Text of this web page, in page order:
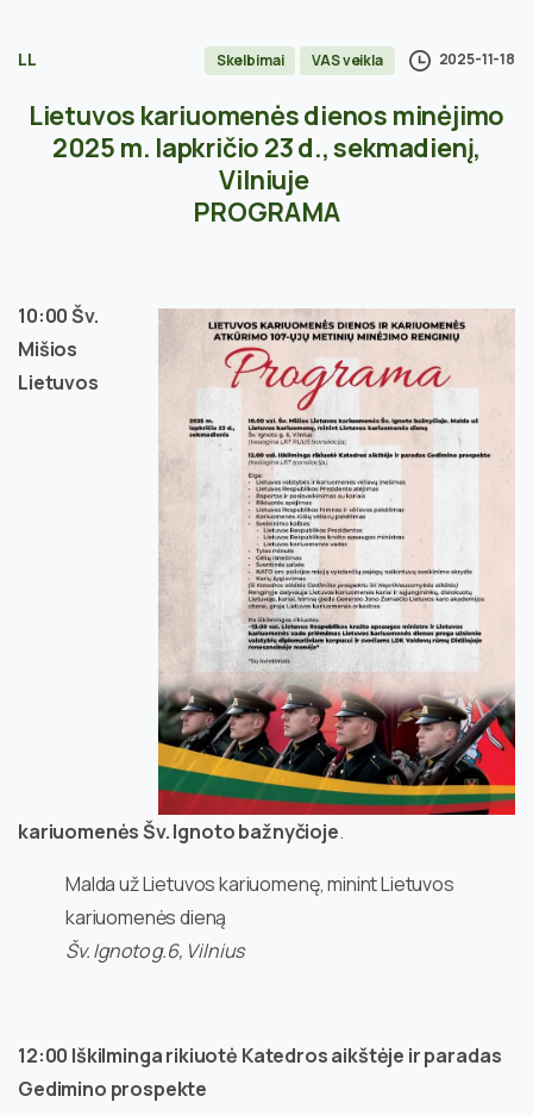
LL Skelbimai VAS veikla 2025-11-18
Lietuvos kariuomenės dienos minėjimo
2025 m. lapkričio 23 d., sekmadienį,
Vilniuje
PROGRAMA
10:00 Šv.
Mišios
Lietuvos
kariuomenės Šv. Ignoto bažnyčioje.
Malda už Lietuvos kariuomenę, minint Lietuvos
kariuomenės dieną
Šv. Ignoto g.6, Vilnius
12:00 Iškilminga rikiuotė Katedros aikštėje ir paradas
Gedimino prospekte